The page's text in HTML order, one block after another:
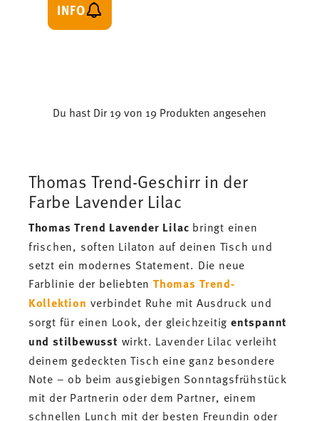
INFO
Du hast Dir 19 von 19 Produkten angesehen
Thomas Trend-Geschirr in der
Farbe Lavender Lilac
Thomas Trend Lavender Lilac bringt einen
frischen, soften Lilaton auf deinen Tisch und
setzt ein modernes Statement. Die neue
Farblinie der beliebtenThomas Trend-
Kollektion verbindet Ruhe mit Ausdruck und
sorgt für einen Look, der gleichzeitigentspannt
und stilbewusst wirkt. Lavender Lilac verleiht
deinem gedeckten Tisch eine ganz besondere
Note – ob beim ausgiebigen Sonntagsfrühstück
mit der Partnerin oder dem Partner, einem
schnellen Lunch mit der besten Freundin oder